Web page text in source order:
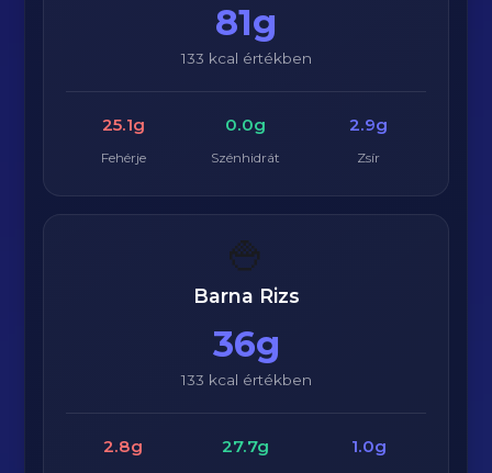
81g
133 kcal értékben
25.1g
Fehérje
0.0g
Szénhidrát
2.9g
Zsír
🍚
Barna Rizs
36g
133 kcal értékben
2.8g 27.7g 1.0g